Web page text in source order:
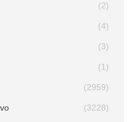
(2)
(4)
(3)
(1)
(2959)
(3228)